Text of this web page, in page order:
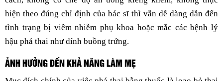
hiện theo đúng chỉ định của bác sĩ thì vẫn dễ dàng dẫn đến
tình trạng bị viêm nhiễm phụ khoa hoặc mắc các bệnh lý
hậu phá thai như dính buồng trứng.
ẢNH HƯỞNG ĐẾN KHẢ NĂNG LÀM MẸ